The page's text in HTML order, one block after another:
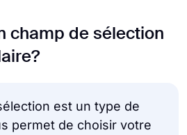
champ de sélection
est un type de
permet de choisir votre